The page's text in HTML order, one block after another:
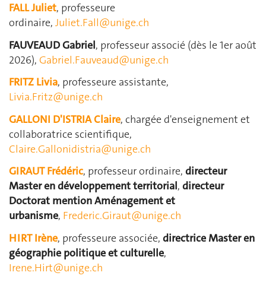
FALL Juliet, professeure
ordinaire, Juliet.Fall@unige.ch
FAUVEAUD Gabriel, professeur associé (dès le 1er août
2026), Gabriel.Fauveaud@unige.ch
FRITZ Livia, professeure assistante,
Livia.Fritz@unige.ch
GALLONI D'ISTRIA Claire, chargée d'enseignement et
collaboratrice scientifique,
Claire.Gallonidistria@unige.ch
GIRAUT Frédéric, professeur ordinaire, directeur
Master en développement territorial, directeur
Doctorat mentionAménagement et
urbanisme, Frederic.Giraut@unige.ch
HIRT Irène, professeure associée, directriceMaster en
géographie politique et culturelle,
Irene.Hirt@unige.ch